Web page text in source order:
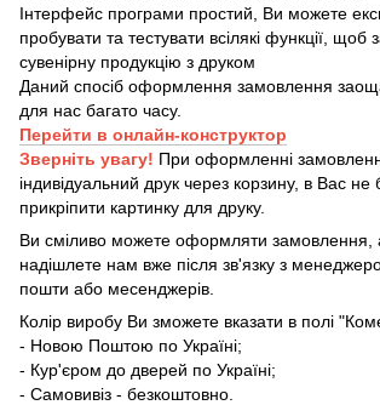
Інтерфейс програми простий, Ви можете
пробувати та тестувати всілякі функції, щоб
сувенірну продукцію з друком
Даний спосіб оформлення замовлення
для нас багато часу.
Перейти в онлайн-конструктор
Зверніть увагу! При оформленні
індивідуальний друк через корзину, в Вас не
прикріпити картинку для друку.
Ви сміливо можете оформляти замовлення,
надішлете нам вже після зв'язку з
пошти або месенджерів.
Колір виробу Ви зможете вказати в полі
- Новою Поштою по Україні;
- Кур'єром до дверей по Україні;
- Самовивіз - безкоштовно.